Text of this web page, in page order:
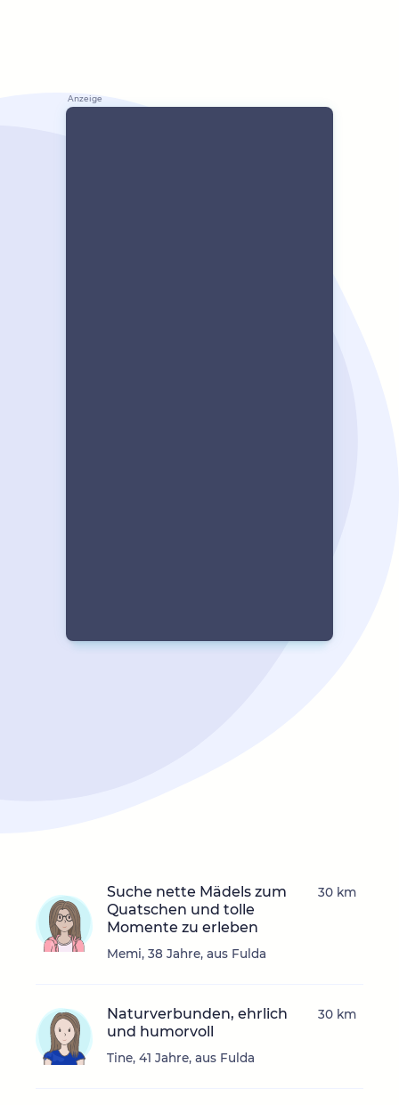
Suche nette Mädels zum
Quatschen und tolle
Momente zu erleben
Memi, 38 Jahre, aus Fulda
30 km
Naturverbunden, ehrlich
und humorvoll
Tine, 41 Jahre, aus Fulda
30 km